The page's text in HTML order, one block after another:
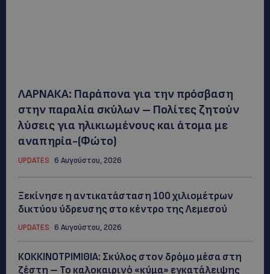
ΛΑΡΝΑΚΑ: Παράπονα για την πρόσβαση
στην παραλία σκύλων – Πολίτες ζητούν
λύσεις για ηλικιωμένους και άτομα με
αναπηρία-(Φώτο)
UPDATES 6 Αυγούστου, 2026
Ξεκίνησε η αντικατάσταση 100 χιλιομέτρων
δικτύου ύδρευσης στο κέντρο της Λεμεσού
UPDATES 6 Αυγούστου, 2026
ΚΟΚΚΙΝΟΤΡΙΜΙΘΙΑ: Σκύλος στον δρόμο μέσα στη
ζέστη – Το καλοκαιρινό «κύμα» εγκατάλειψης